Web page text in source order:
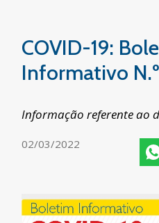
COVID-19:
Informativo
Informação referente ao
02/03/2022